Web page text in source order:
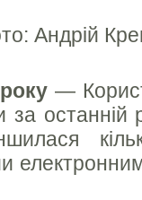
Андрій
—
за